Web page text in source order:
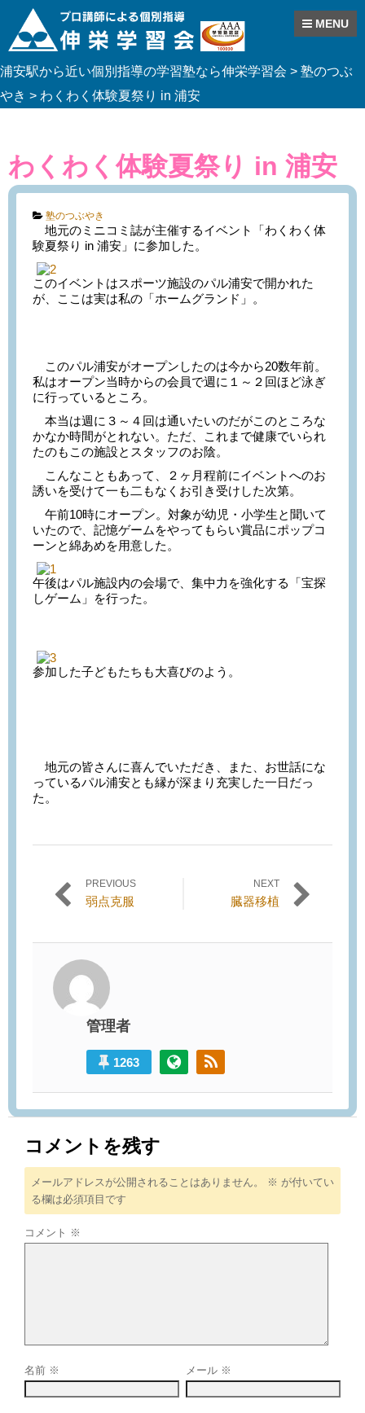
Skip
to
content
MENU
浦安駅から近い個別指導の学習塾なら伸栄学習会 > 塾のつぶ
やき > わくわく体験夏祭り in 浦安
わくわく体験夏祭り in 浦安
Categories:
塾のつぶやき
地元のミニコミ誌が主催するイベント「わくわく体
験夏祭り in 浦安」に参加した。
このイベントはスポーツ施設のパル浦安で開かれた
が、ここは実は私の「ホームグランド」。
このパル浦安がオープンしたのは今から20数年前。
私はオープン当時からの会員で週に１～２回ほど泳ぎ
に行っているところ。
本当は週に３～４回は通いたいのだがこのところな
かなか時間がとれない。ただ、これまで健康でいられ
たのもこの施設とスタッフのお陰。
こんなこともあって、２ヶ月程前にイベントへのお
誘いを受けて一も二もなくお引き受けした次第。
午前10時にオープン。対象が幼児・小学生と聞いて
いたので、記憶ゲームをやってもらい賞品にポップコ
ーンと綿あめを用意した。
午後はパル施設内の会場で、集中力を強化する「宝探
しゲーム」を行った。
参加した子どもたちも大喜びのよう。
地元の皆さんに喜んでいただき、また、お世話にな
っているパル浦安とも縁が深まり充実した一日だっ
た。
投稿ナビゲーション
PREVIOUS
Previous
弱点克服
NEXT
臓器移植
管理者
1263
コメントを残す
メールアドレスが公開されることはありません。 ※ が付いてい
る欄は必須項目です
コメント ※
名前 ※ メール ※